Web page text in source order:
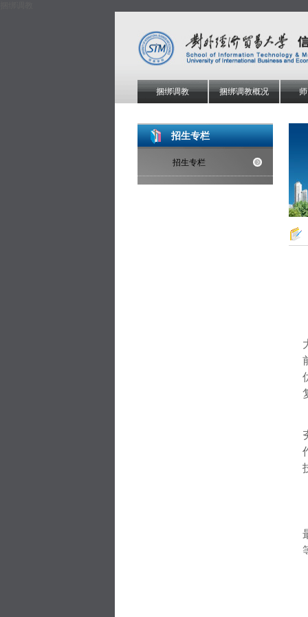
捆绑调教 捆绑调教概况
招生专栏
招生专栏